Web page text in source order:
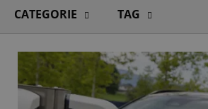
CATEGORIE TAG